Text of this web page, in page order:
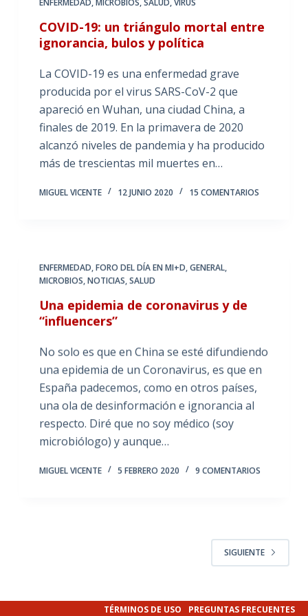
COVID-19: un triángulo mortal entre
ignorancia, bulos y política
La COVID-19 es una enfermedad grave
producida por el virus SARS-CoV-2 que
apareció en Wuhan, una ciudad China, a
finales de 2019. En la primavera de 2020
alcanzó niveles de pandemia y ha producido
más de trescientas mil muertes en…
MIGUEL VICENTE 12 JUNIO 2020 15 COMENTARIOS
ENFERMEDAD,FORO DEL DÍA EN MI+D,GENERAL,
MICROBIOS,NOTICIAS,SALUD
Una epidemia de coronavirus y de
“influencers”
No solo es que en China se esté difundiendo
una epidemia de un Coronavirus, es que en
España padecemos, como en otros países,
una ola de desinformación e ignorancia al
respecto. Diré que no soy médico (soy
microbiólogo) y aunque…
MIGUEL VICENTE 5 FEBRERO 2020 9 COMENTARIOS
SIGUIENTE
TÉRMINOS DE USO PREGUNTAS FRECUENTES